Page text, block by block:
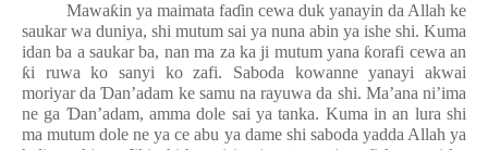
Mawaƙin ya maimata faɗin cewa duk yanayin da Allah ke
saukar wa duniya, shi mutum sai ya nuna abin ya ishe shi. Kuma
idan ba a saukar ba, nan ma za ka ji mutum yana ƙorafi cewa an
ƙi ruwa ko sanyi ko zafi. Saboda kowanne yanayi akwai
moriyar daƊan’adam ke samu na rayuwa da shi. Ma’ana ni’ima
ne ga Ɗan’adam, amma dole sai ya tanka. Kuma in an lura shi
ma mutum dole ne ya ce abu ya dame shi saboda yadda Allah ya